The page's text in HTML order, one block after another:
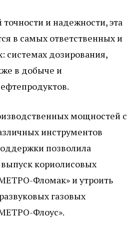
и надежности, эта
в самых ответственных и
системах дозирования,
в добыче и
мощностей с
инструментов
позволила
кориолисовых
Фломак» и утроить
газовых
Флоус».